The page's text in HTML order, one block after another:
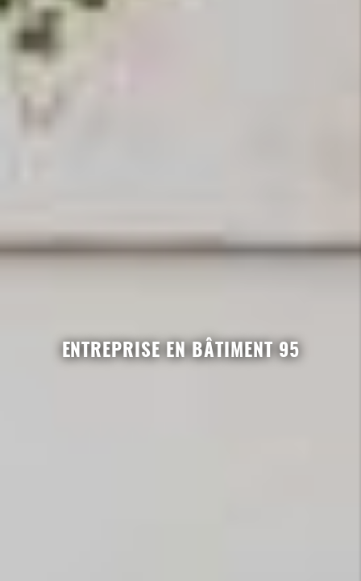
ENTREPRISE EN BÂTIMENT 95